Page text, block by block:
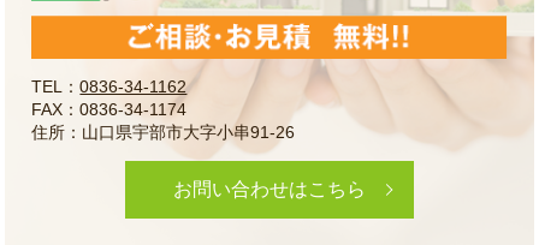
TEL：0836-34-1162
FAX：0836-34-1174
住所：山口県宇部市大字小串91-26
お問い合わせはこちら